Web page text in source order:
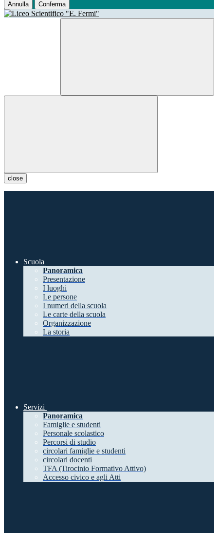
Annulla Conferma
close
Scuola
Panoramica
Presentazione
I luoghi
Le persone
I numeri della scuola
Le carte della scuola
Organizzazione
La storia
Servizi
Panoramica
Famiglie e studenti
Personale scolastico
Percorsi di studio
circolari famiglie e studenti
circolari docenti
TFA (Tirocinio Formativo Attivo)
Accesso civico e agli Atti